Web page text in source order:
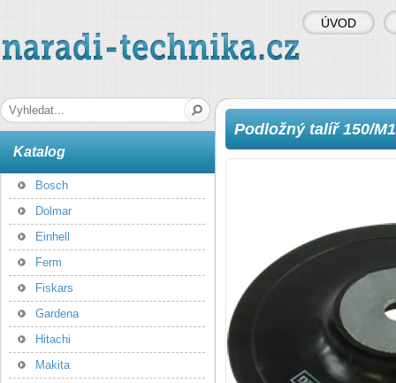
naradi-technika.cz
Podložný talíř 150/
Katalog
Bosch
Dolmar
Einhell
Ferm
Fiskars
Gardena
Hitachi
Makita
ÚVOD
Hledaná fráze